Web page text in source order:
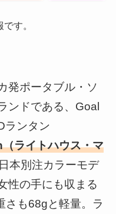
す。
発ポータブル・ソ
ンドである、Goal
ランタン
ライトハウス・マ
本別注カラーモデ
性の手にも収まる
さも68gと軽量。ラ